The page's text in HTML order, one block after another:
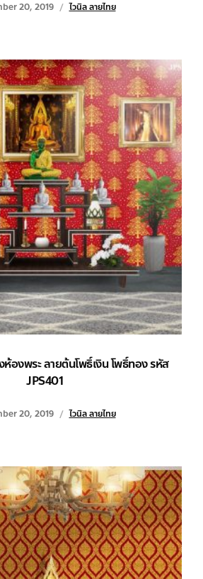
20, 2019 ไวนิล ลายไทย
องพระ ลายต้นโพธิ์เงิน โพธิ์ทอง รหัส
JPS401
20, 2019 ไวนิล ลายไทย